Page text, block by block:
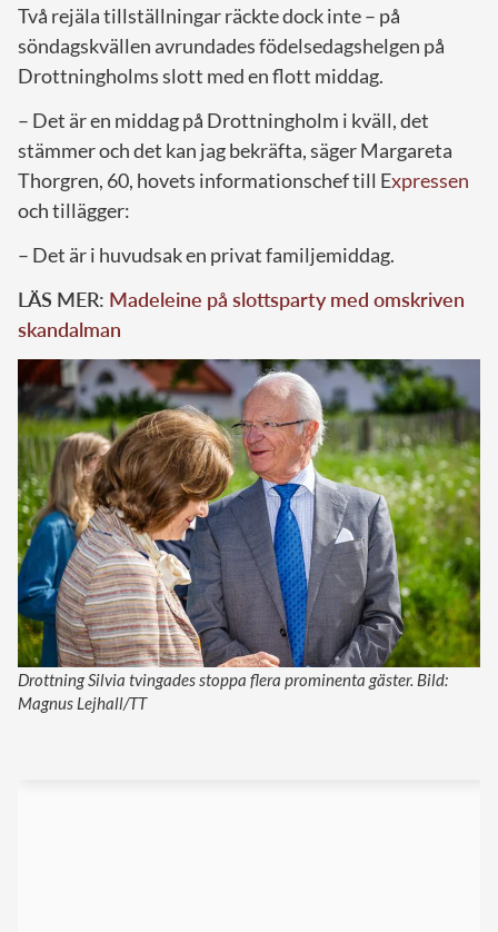
Två rejäla tillställningar räckte dock inte – på
söndagskvällen avrundades födelsedagshelgen på
Drottningholms slott med en flott middag.
– Det är en middag på Drottningholm i kväll, det
stämmer och det kan jag bekräfta, säger Margareta
Thorgren, 60, hovets informationschef till Expressen
och tillägger:
– Det är i huvudsak en privat familjemiddag.
LÄS MER: Madeleine på slottsparty med omskriven
skandalman
Drottning Silvia tvingades stoppa flera prominenta gäster. Bild:
Magnus Lejhall/TT